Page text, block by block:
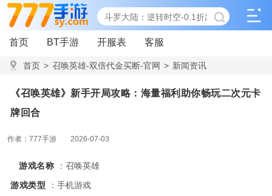
首页 BT手游 开服表 客服
首页 > 召唤英雄-双倍代金买断-官网 > 新闻资讯
《召唤英雄》新手开局攻略：海量福利助你畅玩二次元卡
牌回合
作者：777手游 2026-07-03
游戏名称
：召唤英雄
游戏类型
：手机游戏